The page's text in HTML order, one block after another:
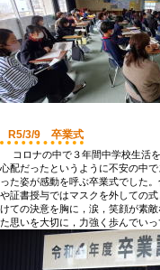
R5/3/9 卒業式
コロナの中で３年間中学校生活
心配だったというように不安の中
った姿が感動を呼ぶ卒業式でした
や証書授与ではマスクを外しての
けての決意を胸に，涙，笑顔が素
た思いを大切に，力強く歩んでいっ